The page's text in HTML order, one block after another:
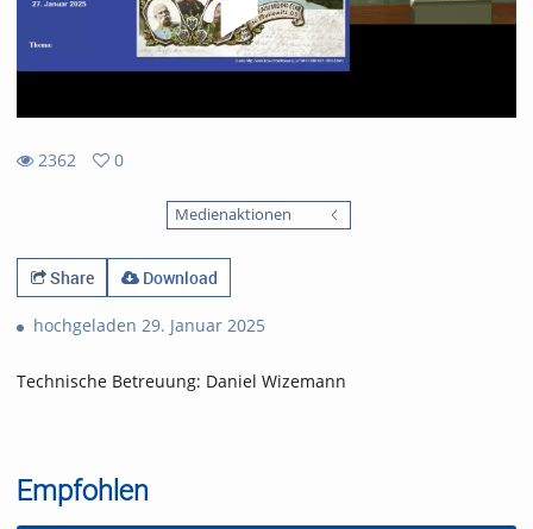
2362
0
Medienaktionen
Share Download
hochgeladen 29. Januar 2025
Technische Betreuung: Daniel Wizemann
Empfohlen